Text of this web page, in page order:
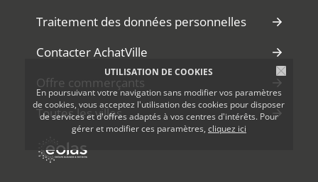
UTILISATION DE COOKIES
En poursuivant votre navigation sans modifier vos paramètres
de cookies, vous acceptez l'utilisation des cookies pour disposer
de services et d'offres adaptés à vos centres d'intérêts. Pour
gérer et modifier ces paramètres, cliquez ici
Traitement des données personnelles
Contacter AchatVille
Offre commerçants
Toutes les villes